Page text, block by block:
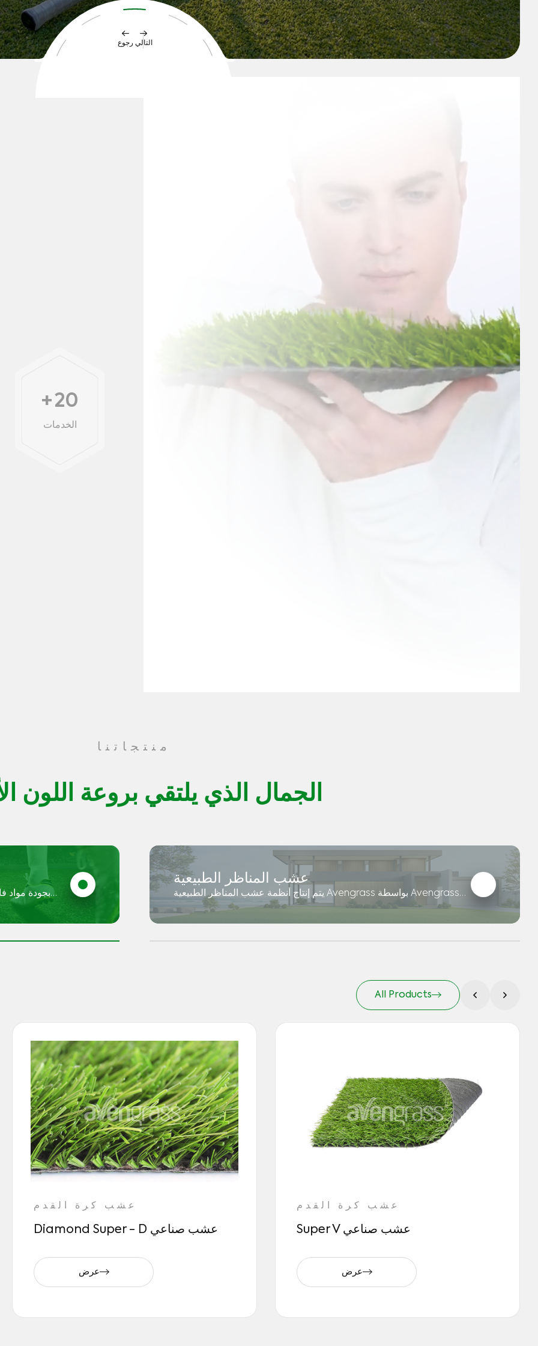
رجوع التالي
+20
الخدمات
منتجاتنا
الجمال الذي يلتقي بروعة اللون
ملاعب كرة
عشب المناظر الطبيعية
يتم إنتاج أنظمة عشب المناظر الطبيعية Avengrass بواسطة Avengrass
بمواد عالية الجودة يمكن استخدامها في الحدائق والملاعب ومناطق تنسيق
All Products
عشب كرة القدم
Diamond Super - D عشب صناعي
عرض
عشب كرة القدم
Super V عشب صناعي
عرض